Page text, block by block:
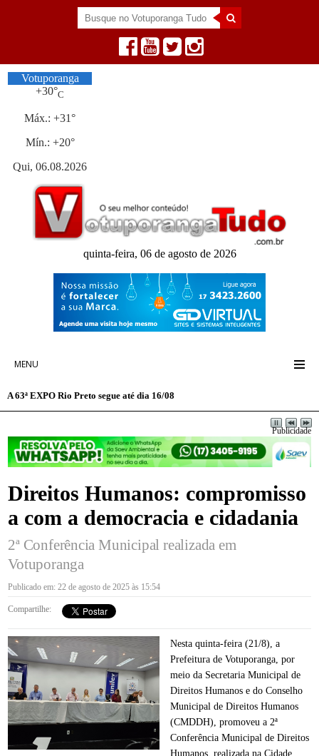
Votuporanga
+30°C
Máx.:+31°
Mín.: +20°
Qui, 06.08.2026
quinta-feira, 06 de agosto de 2026
MENU
A 63ª EXPO Rio Preto segue até dia 16/08
Publicidade
Direitos Humanos: compromisso
a com a democracia e cidadania
2ª Conferência Municipal realizada em
Votuporanga
Publicado em: 22 de agosto de 2025 às 15:54
Compartilhe:
Nesta quinta-feira (21/8), a
Prefeitura de Votuporanga, por
meio da Secretaria Municipal de
Direitos Humanos e do Conselho
Municipal de Direitos Humanos
(CMDDH), promoveu a 2ª
Conferência Municipal de Direitos
Humanos, realizada na Cidade